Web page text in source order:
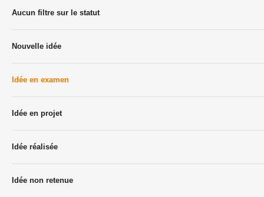
Aucun filtre sur le statut
Nouvelle idée
Idée en examen
Idée en projet
Idée réalisée
Idée non retenue